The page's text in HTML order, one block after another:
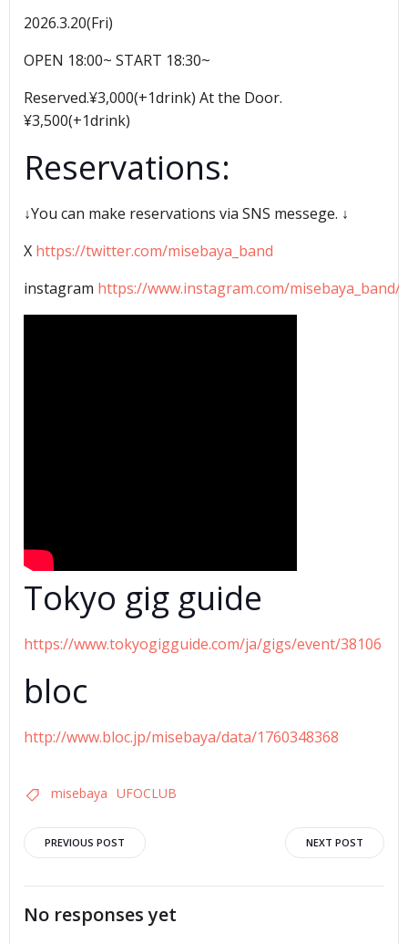
2026.3.20(Fri)
OPEN 18:00~ START 18:30~
Reserved.¥3,000(+1drink) At the Door.
¥3,500(+1drink)
Reservations:
↓You can make reservations via SNS messege. ↓
X https://twitter.com/misebaya_band
instagram https://www.instagram.com/misebaya_band/
Tokyo gig guide
https://www.tokyogigguide.com/ja/gigs/event/38106
bloc
http://www.bloc.jp/misebaya/data/1760348368
misebaya UFOCLUB
Post
navigation
PREVIOUS POST
navigation
NEXT POST
No responses yet